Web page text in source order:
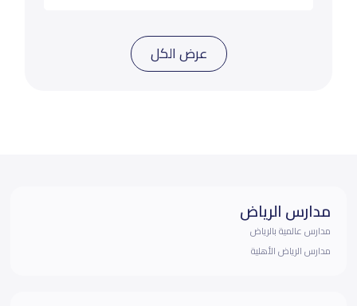
عرض الكل
مدارس الرياض
مدارس عالمية بالرياض
مدارس الرياض الأهلية